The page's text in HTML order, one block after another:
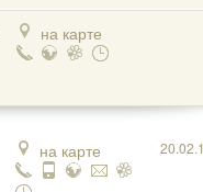
на карте
на карте